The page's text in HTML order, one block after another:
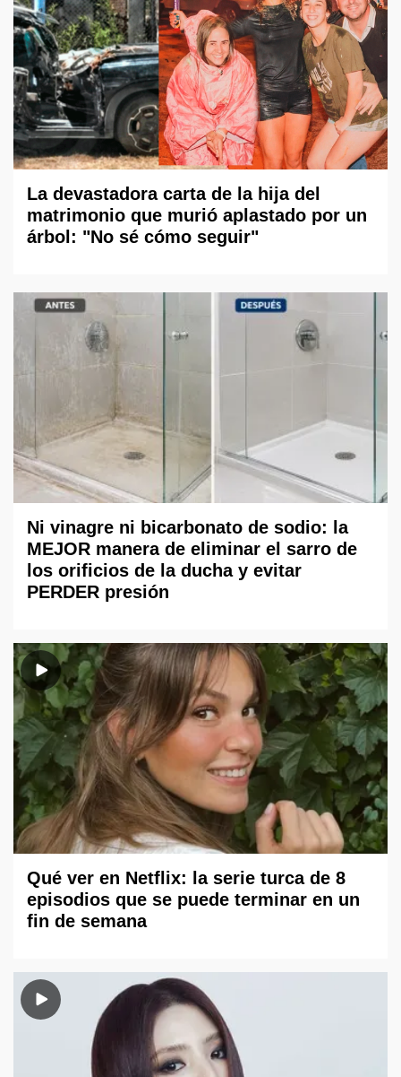
La devastadora carta de la hija del
matrimonio que murió aplastado por un
árbol: "No sé cómo seguir"
Ni vinagre ni bicarbonato de sodio: la
MEJOR manera de eliminar el sarro de
los orificios de la ducha y evitar
PERDER presión
Qué ver en Netflix: la serie turca de 8
episodios que se puede terminar en un
fin de semana